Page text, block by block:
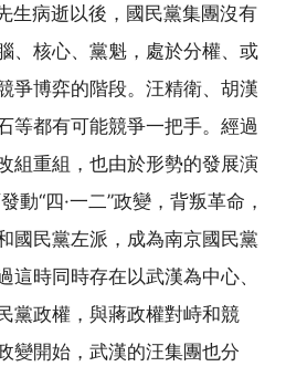
生病逝以後，國民黨集團沒有
、核心、黨魁，處於分權、或
爭博弈的階段。汪精衛、胡漢
等都有可能競爭一把手。經過
組重組，也由於形勢的發展演
動“四·一二”政變，背叛革命，
國民黨左派，成為南京國民黨
這時同時存在以武漢為中心、
黨政權，與蔣政權對峙和競
變開始，武漢的汪集團也分